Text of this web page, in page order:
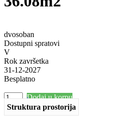
dvosoban
Dostupni spratovi
V
Rok završetka
31-12-2027
Besplatno
– +Dodaj u korpu
Struktura prostorija